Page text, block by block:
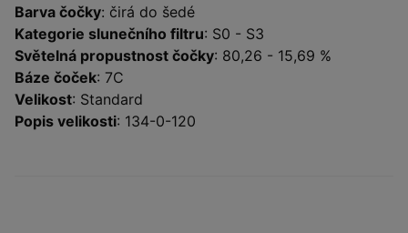
Barva čočky: čirá do šedé
Kategorie slunečního filtru: S0 - S3
Světelná propustnost čočky: 80,26 - 15,69 %
Báze čoček: 7C
Velikost: Standard
Popis velikosti: 134-0-120